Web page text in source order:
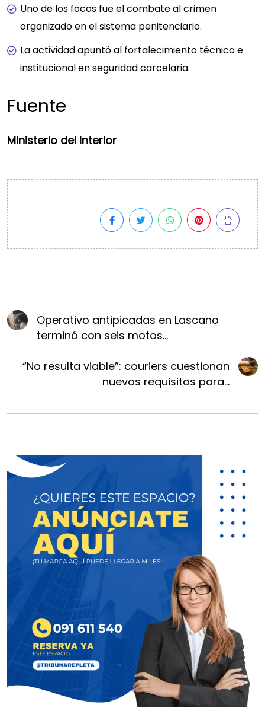
Uno de los focos fue el combate al crimen
organizado en el sistema penitenciario.
La actividad apuntó al fortalecimiento técnico e
institucional en seguridad carcelaria.
Fuente
Ministerio del Interior
Operativo antipicadas en Lascano
terminó con seis motos...
“No resulta viable”: couriers cuestionan
nuevos requisitos para...